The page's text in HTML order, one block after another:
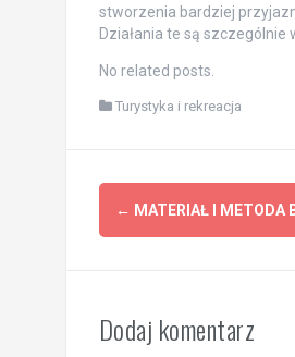
stworzenia bardziej
Działania te są
No related posts.
Turystyka i rekreacja
Post
navigation
← MATERIAŁ I METODA
Dodaj komentarz